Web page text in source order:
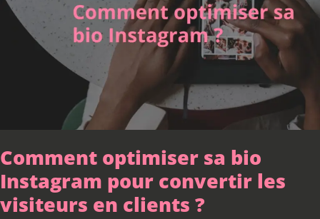
Comment optimiser sa bio
Instagram pour convertir les
visiteurs en clients ?
pour
convertir